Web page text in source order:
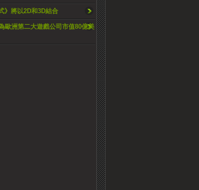
》將以2D和3D結合
歐洲第二大遊戲公司市值80億美